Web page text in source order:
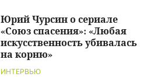
ИНТЕРВЬЮ
Юрий Чурсин о сериале
«Союз спасения»: «Любая
искусственность убивалась
на корню»